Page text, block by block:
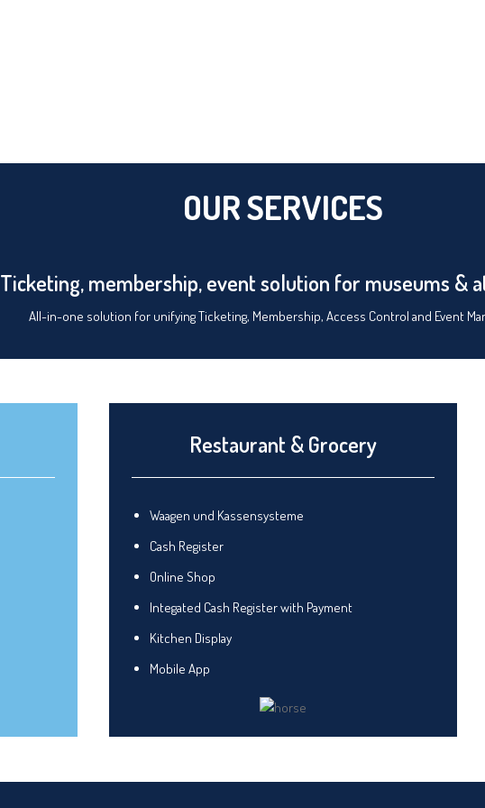
OUR SERVICES
Ticketing, membership, event solution for museums &
All-in-one solution for unifying Ticketing, Membership, Access Control and Event
Restaurant & Grocery
Waagen und Kassensysteme
Cash Register
Online Shop
Integated Cash Register with Payment
Kitchen Display
Mobile App